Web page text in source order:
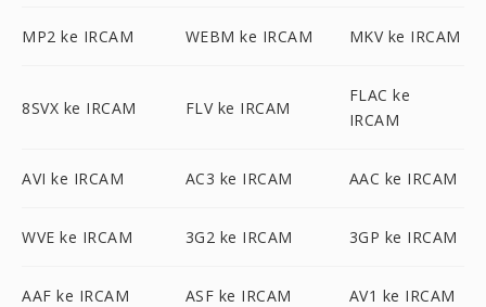
MP2 ke IRCAM WEBM ke IRCAM MKV ke IRCAM
8SVX ke IRCAM FLV ke IRCAM
FLAC ke
IRCAM
AVI ke IRCAM AC3 ke IRCAM AAC ke IRCAM
WVE ke IRCAM 3G2 ke IRCAM 3GP ke IRCAM
AAF ke IRCAM ASF ke IRCAM AV1 ke IRCAM